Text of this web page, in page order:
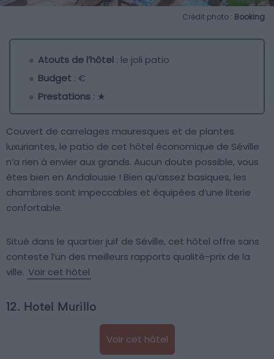
Crédit photo : Booking
Atouts de l’hôtel : le joli patio
Budget : €
Prestations : ★
Couvert de carrelages mauresques et de plantes
luxuriantes, le patio de cet hôtel économique de Séville
n’a rien à envier aux grands. Aucun doute possible, vous
êtes bien en Andalousie ! Bien qu’assez basiques, les
chambres sont impeccables et équipées d’une literie
confortable.
Situé dans le quartier juif de Séville, cet hôtel offre sans
conteste l’un des meilleurs rapports qualité-prix de la
ville. Voir cet hôtel
12. Hotel Murillo
Voir cet hôtel